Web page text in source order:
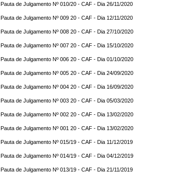
Pauta de Julgamento Nº 010/20 - CAF - Dia 26/11/2020
Pauta de Julgamento Nº 009 20 - CAF - Dia 12/11/2020
Pauta de Julgamento Nº 008 20 - CAF - Dia 27/10/2020
Pauta de Julgamento Nº 007 20 - CAF - Dia 15/10/2020
Pauta de Julgamento Nº 006 20 - CAF - Dia 01/10/2020
Pauta de Julgamento Nº 005 20 - CAF - Dia 24/09/2020
Pauta de Julgamento Nº 004 20 - CAF - Dia 16/09/2020
Pauta de Julgamento Nº 003 20 - CAF - Dia 05/03/2020
Pauta de Julgamento Nº 002 20 - CAF - Dia 13/02/2020
Pauta de Julgamento Nº 001 20 - CAF - Dia 13/02/2020
Pauta de Julgamento Nº 015/19 - CAF - Dia 11/12/2019
Pauta de Julgamento Nº 014/19 - CAF - Dia 04/12/2019
Pauta de Julgamento Nº 013/19 - CAF - Dia 21/11/2019